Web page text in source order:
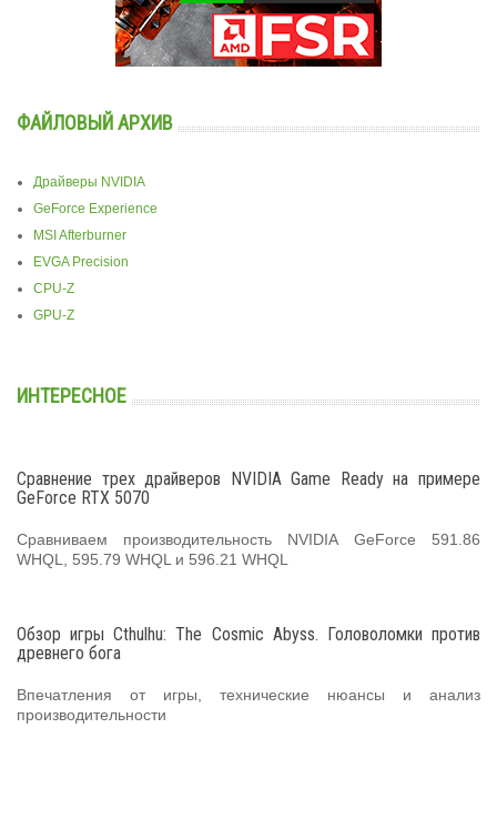
ФАЙЛОВЫЙ АРХИВ
Драйверы NVIDIA
GeForce Experience
MSI Afterburner
EVGA Precision
CPU-Z
GPU-Z
ИНТЕРЕСНОЕ
Сравнение трех драйверов NVIDIA Game Ready на примере
GeForce RTX 5070
Сравниваем производительность NVIDIA GeForce 591.86
WHQL, 595.79 WHQL и 596.21 WHQL
Обзор игры Cthulhu: The Cosmic Abyss. Головоломки против
древнего бога
Впечатления от игры, технические нюансы и анализ
производительности